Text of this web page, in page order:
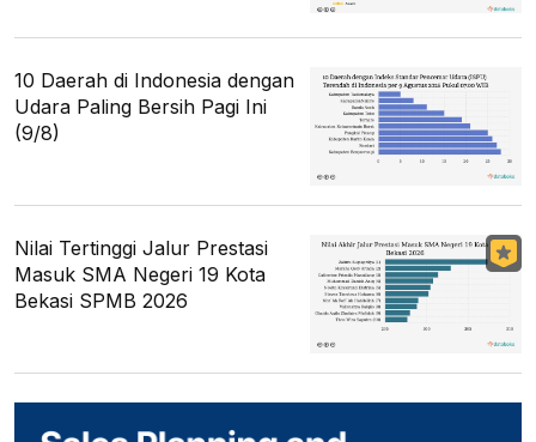
10 Daerah di Indonesia dengan
Udara Paling Bersih Pagi Ini
(9/8)
Nilai Tertinggi Jalur Prestasi
Masuk SMA Negeri 19 Kota
Bekasi SPMB 2026